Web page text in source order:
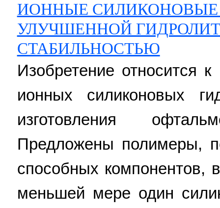
ИОННЫЕ СИЛИКОНОВЫЕ
УЛУЧШЕННОЙ
СТАБИЛЬНОСТЬЮ
Изобретение относится
ионных силиконовых
изготовления
Предложены полимеры,
способных компонентов,
меньшей мере один